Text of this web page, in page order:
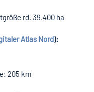
rd. 39.400 ha
Atlas Nord):
205 km